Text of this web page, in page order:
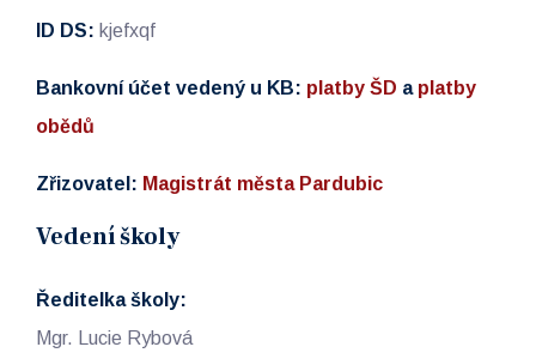
ID DS: kjefxqf
Bankovní účet vedený u KB: platby ŠD a platby
obědů
Zřizovatel: Magistrát města Pardubic
Vedení školy
Ředitelka školy:
Mgr. Lucie Rybová